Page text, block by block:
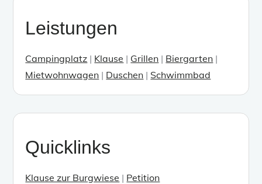
Leistungen
Campingplatz | Klause | Grillen | Biergarten |
Mietwohnwagen | Duschen | Schwimmbad
Quicklinks
Klause zur Burgwiese | Petition